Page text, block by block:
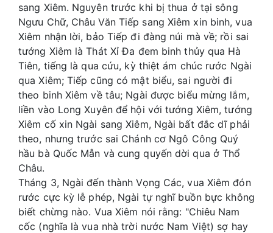
sang Xiêm. Nguyên trước khi bị thua ở tại sông
Ngưu Chữ, Châu Văn Tiếp sang Xiêm xin binh, vua
Xiêm nhận lời, bảo Tiếp đi đàng núi mà về; rồi sai
tướng Xiêm là Thát Xỉ Đa đem binh thủy qua Hà
Tiên, tiếng là qua cứu, kỳ thiệt ám chúc rước Ngài
qua Xiêm; Tiếp cũng có mật biểu, sai người đi
theo binh Xiêm về tâu; Ngài được biểu mừng lắm,
liền vào Long Xuyên để hội với tướng Xiêm, tướng
Xiêm cố xin Ngài sang Xiêm, Ngài bất đắc dĩ phải
theo, nhưng trước sai Chánh cơ Ngô Công Quý
hầu bà Quốc Mẫn và cung quyến dời qua ở Thổ
Châu.
Tháng 3, Ngài đến thành Vọng Các, vua Xiêm đón
rước cực kỳ lễ phép, Ngài tự nghĩ buồn bực không
biết chừng nào. Vua Xiêm nói rằng: "Chiêu Nam
cốc (nghĩa là vua nhà trời nước Nam Việt) sợ hay